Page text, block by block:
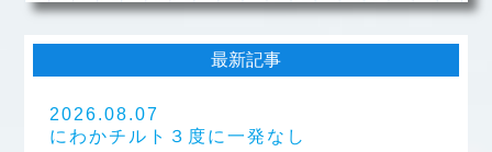
最新記事
2026.08.07
にわかチルト３度に一発なし